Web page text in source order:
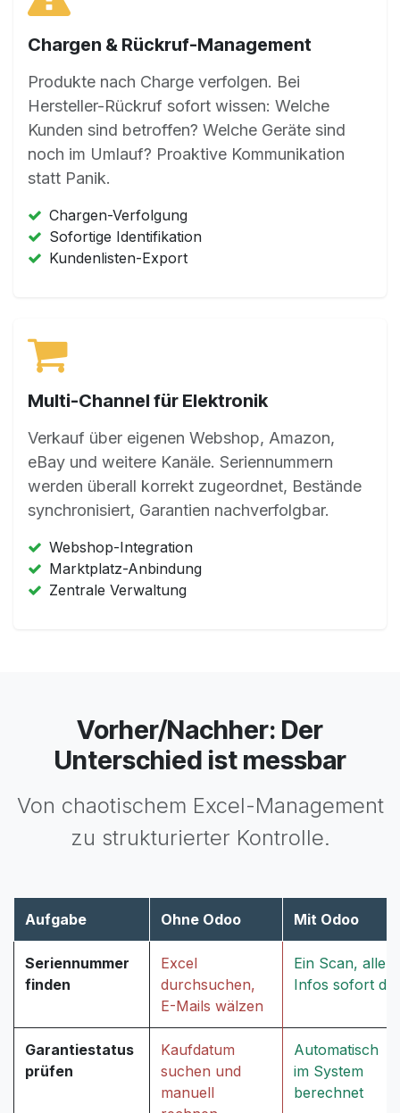
Chargen & Rückruf-Management
Produkte nach Charge verfolgen. Bei
Hersteller-Rückruf sofort wissen: Welche
Kunden sind betroffen? Welche Geräte sind
noch im Umlauf? Proaktive Kommunikation
statt Panik.
Chargen-Verfolgung
Sofortige Identifikation
Kundenlisten-Export
Multi-Channel für Elektronik
Verkauf über eigenen Webshop, Amazon,
eBay und weitere Kanäle. Seriennummern
werden überall korrekt zugeordnet, Bestände
synchronisiert, Garantien nachverfolgbar.
Webshop-Integration
Marktplatz-Anbindung
Zentrale Verwaltung
Vorher/Nachher: Der
Unterschied ist messbar
Von chaotischem Excel-Management
zu strukturierter Kontrolle.
Aufgabe Ohne Odoo Mit Odoo
Seriennummer
finden
Excel
durchsuchen,
E-Mails wälzen
Ein Scan, alle
Infos sofort da
Garantiestatus
prüfen
Kaufdatum
suchen und
manuell
Automatisch
im System
berechnet